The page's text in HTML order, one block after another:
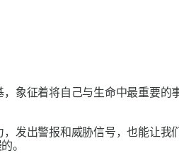
，象征着将自己与生命中最重要
发出警报和威胁信号，也能让
。